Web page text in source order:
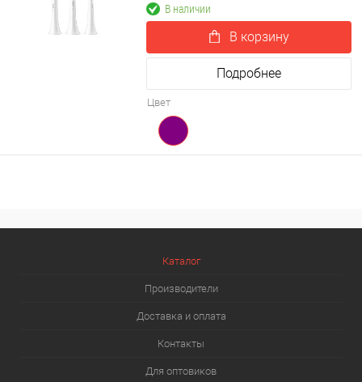
В наличии
В корзину
Подробнее
Цвет
Каталог
Производители
Доставка и оплата
Контакты
Для оптовиков